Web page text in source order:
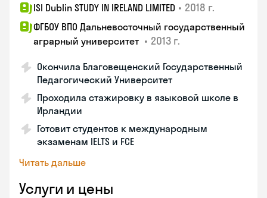
ISI Dublin STUDY IN IRELAND LIMITED • 2018 г.
ФГБОУ ВПО Дальневосточный государственный
аграрный университет • 2013 г.
Окончила Благовещенский Государственный
Педагогический Университет
Проходила стажировку в языковой школе в
Ирландии
Готовит студентов к международным
экзаменам IELTS и FCE
Читать дальше
Услуги и цены